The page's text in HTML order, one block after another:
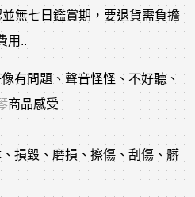
無七日鑑賞期，要退貨需負擔
用..
有問題、聲音怪怪、不好聽、
商品感受
損毀、磨損、擦傷、刮傷、髒